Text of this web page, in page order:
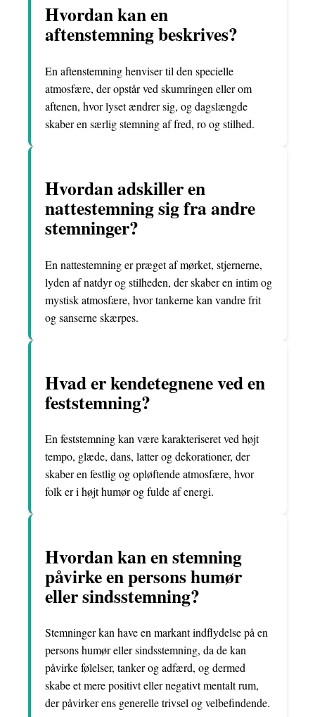
Hvordan kan en
aftenstemning beskrives?
En aftenstemning henviser til den specielle
atmosfære, der opstår ved skumringen eller om
aftenen, hvor lyset ændrer sig, og dagslængde
skaber en særlig stemning af fred, ro og stilhed.
Hvordan adskiller en
nattestemning sig fra andre
stemninger?
En nattestemning er præget af mørket, stjernerne,
lyden af natdyr og stilheden, der skaber en intim og
mystisk atmosfære, hvor tankerne kan vandre frit
og sanserne skærpes.
Hvad er kendetegnene ved en
feststemning?
En feststemning kan være karakteriseret ved højt
tempo, glæde, dans, latter og dekorationer, der
skaber en festlig og opløftende atmosfære, hvor
folk er i højt humør og fulde af energi.
Hvordan kan en stemning
påvirke en persons humør
eller sindsstemning?
Stemninger kan have en markant indflydelse på en
persons humør eller sindsstemning, da de kan
påvirke følelser, tanker og adfærd, og dermed
skabe et mere positivt eller negativt mentalt rum,
der påvirker ens generelle trivsel og velbefindende.